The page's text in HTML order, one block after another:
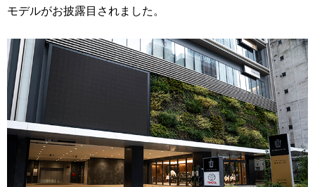
モデルがお披露目されました。